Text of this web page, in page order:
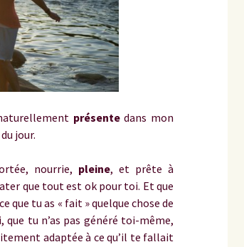
présentedans mon
jour.
nourrie, pleine, et prête à
que tout est ok pour toi. Et que
que tu as « fait » quelque chose de
tu n’as pas généré toi-même,
adaptée à ce qu’il te fallait